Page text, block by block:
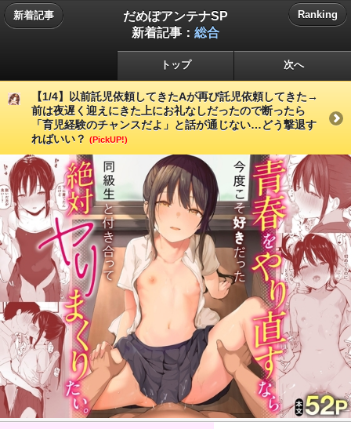
新着記事
だめぽアンテナSP
新着記事： 総合
Ranking
トップ 次へ
【1/4】以前託児依頼してきたAが再び託児依頼してきた→
前は夜遅く迎えにきた上にお礼なしだったので断ったら
「育児経験のチャンスだよ」と話が通じない…どう撃退す
ればいい？ (PickUP!)